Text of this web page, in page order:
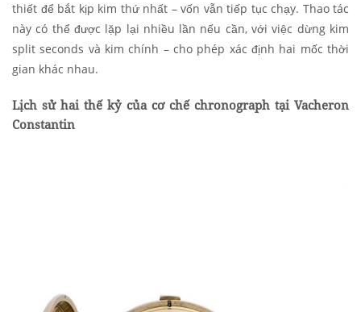
thiết để bắt kịp kim thứ nhất – vốn vẫn tiếp tục chạy. Thao tác
này có thể được lặp lại nhiều lần nếu cần, với việc dừng kim
split seconds và kim chính – cho phép xác định hai mốc thời
gian khác nhau.
Lịch sử hai thế kỷ của cơ chế chronograph tại Vacheron
Constantin